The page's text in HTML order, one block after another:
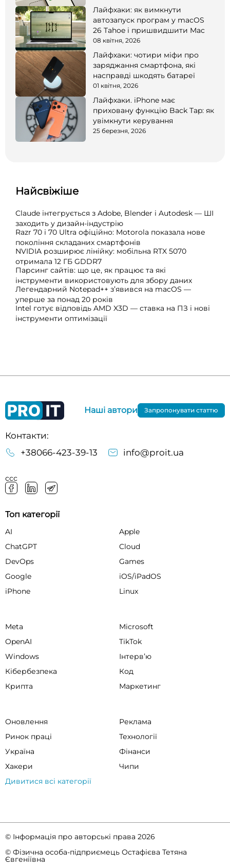
Лайфхаки: як вимкнути
автозапуск програм у macOS
26 Tahoe і пришвидшити Mac
08 квітня, 2026
Лайфхаки: чотири міфи про
заряджання смартфона, які
насправді шкодять батареї
01 квітня, 2026
Лайфхаки. iPhone має
приховану функцію Back Tap: як
увімкнути керування
25 березня, 2026
Найсвіжіше
Claude інтегрується з Adobe, Blender і Autodesk — ШІ
заходить у дизайн-індустрію
Razr 70 і 70 Ultra офіційно: Motorola показала нове
покоління складаних смартфонів
NVIDIA розширює лінійку: мобільна RTX 5070
отримала 12 ГБ GDDR7
Парсинг сайтів: що це, як працює та які
інструменти використовують для збору даних
Легендарний Notepad++ з’явився на macOS —
уперше за понад 20 років
Intel готує відповідь AMD X3D — ставка на ПЗ і нові
інструменти оптимізації
Контакти:
+38066-423-39-13
info@proit.ua
ссс
Наші автори Запропонувати статтю
Топ категорії
AI
Apple
ChatGPT
Cloud
DevOps
Games
Google
iOS/iPadOS
iPhone
Linux
Meta
Microsoft
OpenAI
TikTok
Windows
Інтервʼю
Кібербезпека
Код
Крипта
Маркетинг
Оновлення
Реклама
Ринок праці
Технології
Україна
Фінанси
Хакери
Чипи
Дивитися всі категорії
© Інформація про авторські права 2026
© Фізична особа-підприємець Остафієва Тетяна
Євгеніївна